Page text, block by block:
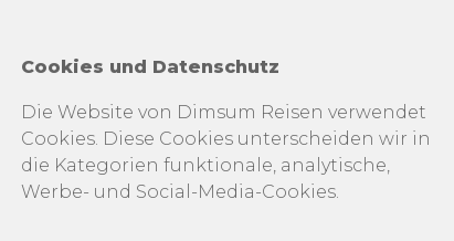
Cookies und Datenschutz
Die Website von Dimsum Reisen verwendet
Cookies. Diese Cookies unterscheiden wir in
die Kategorien funktionale, analytische,
Werbe- und Social-Media-Cookies.